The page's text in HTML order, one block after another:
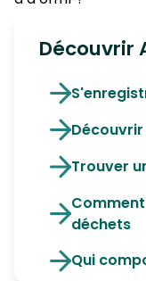
Découvrir
Trouver
déchets
Qui